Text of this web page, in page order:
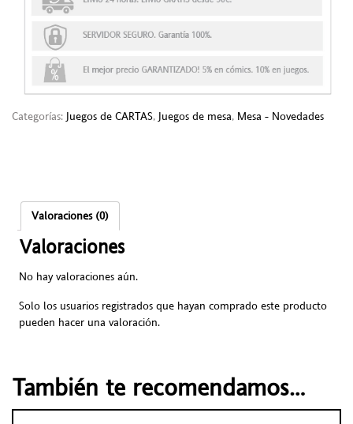
Categorías: Juegos de CARTAS, Juegos de mesa, Mesa - Novedades
Valoraciones (0)
Valoraciones
No hay valoraciones aún.
Solo los usuarios registrados que hayan comprado este producto
pueden hacer una valoración.
También te recomendamos…